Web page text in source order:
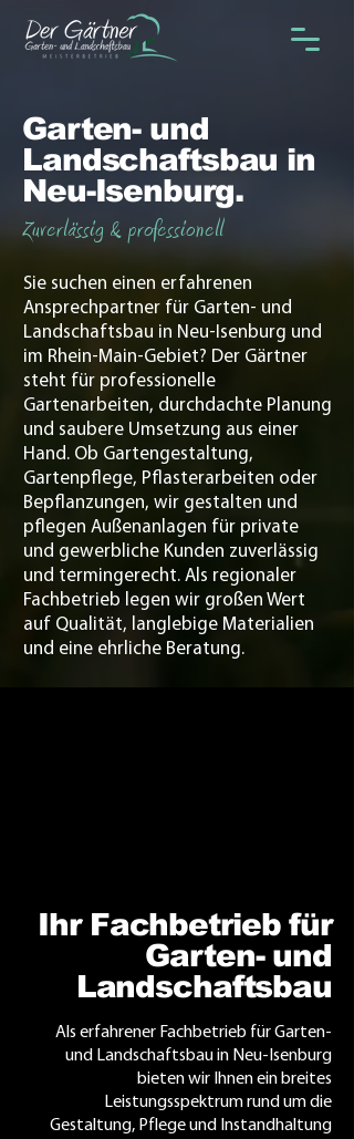
Garten- und
Landschaftsbau in
Neu-Isenburg.
Zuverlässig & professionell
Sie suchen einen erfahrenen
Ansprechpartner für Garten- und
Landschaftsbau in Neu-Isenburg und
im Rhein-Main-Gebiet? Der Gärtner
steht für professionelle
Gartenarbeiten, durchdachte Planung
und saubere Umsetzung aus einer
Hand. Ob Gartengestaltung,
Gartenpflege, Pflasterarbeiten oder
Bepflanzungen, wir gestalten und
pflegen Außenanlagen für private
und gewerbliche Kunden zuverlässig
und termingerecht. Als regionaler
Fachbetrieb legen wir großen Wert
auf Qualität, langlebige Materialien
und eine ehrliche Beratung.
Ihr Fachbetrieb für
Garten- und
Landschaftsbau
Als erfahrener Fachbetrieb für Garten-
und Landschaftsbau in Neu-Isenburg
bieten wir Ihnen ein breites
Leistungsspektrum rund um die
Gestaltung, Pflege und Instandhaltung